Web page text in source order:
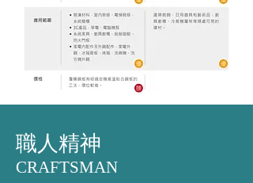
​職人精神
CRAFTSMAN